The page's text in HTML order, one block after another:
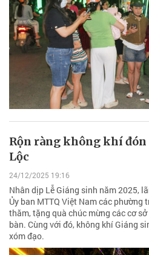
Rộn ràng không khí đón
Lộc
24/12/2025 19:16
Nhân dịp Lễ Giáng sinh năm 2025,
Ủy ban MTTQ Việt Nam các phường
thăm, tặng quà chúc mừng các cơ
bàn. Cùng với đó, không khí Giáng
xóm đạo.